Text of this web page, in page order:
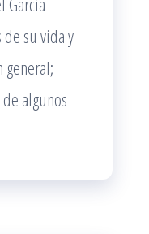
su vida y
general;
algunos